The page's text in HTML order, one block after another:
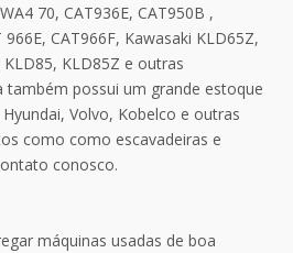
70, CAT936E, CAT950B ,
CAT966F, Kawasaki KLD65Z,
KLD85Z e outras
também possui um grande estoque
Volvo, Kobelco e outras
como como escavadeiras e
conosco.
máquinas usadas de boa